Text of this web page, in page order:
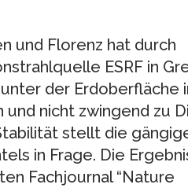
und Florenz hat durch
ESRF in
der Erdoberfläche
nicht zwingend zu
stellt die
in Frage. Die
Fachjournal “Nature